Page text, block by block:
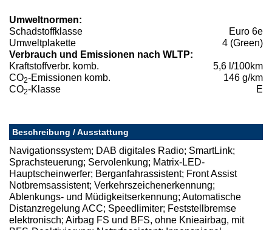
Umweltnormen:
Schadstoffklasse
Euro 6e
Umweltplakette
4 (Green)
Verbrauch und Emissionen nach WLTP:
Kraftstoffverbr. komb.
5,6 l/100km
CO2-Emissionen komb.
146 g/km
CO2-Klasse E
Beschreibung / Ausstattung
Navigationssystem; DAB digitales Radio; SmartLink;
Sprachsteuerung; Servolenkung; Matrix-LED-
Hauptscheinwerfer; Berganfahrassistent; Front Assist
Notbremsassistent; Verkehrszeichenerkennung;
Ablenkungs- und Müdigkeitserkennung; Automatische
Distanzregelung ACC; Speedlimiter; Feststellbremse
elektronisch; Airbag FS und BFS, ohne Knieairbag, mit